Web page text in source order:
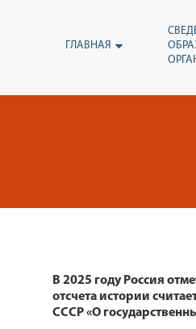
ГЛАВНАЯ
В 2025 году Россия
отсчeта истории
СССР «О